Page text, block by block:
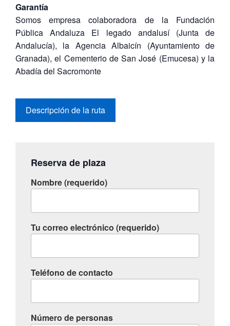
Garantía
Somos empresa colaboradora de la Fundación
Pública Andaluza El legado andalusí (Junta de
Andalucía), la Agencia Albaicín (Ayuntamiento de
Granada), el Cementerio de San José (Emucesa) y la
Abadía del Sacromonte
Descripción de la ruta
Reserva de plaza
Nombre (requerido)
Tu correo electrónico (requerido)
Teléfono de contacto
Número de personas